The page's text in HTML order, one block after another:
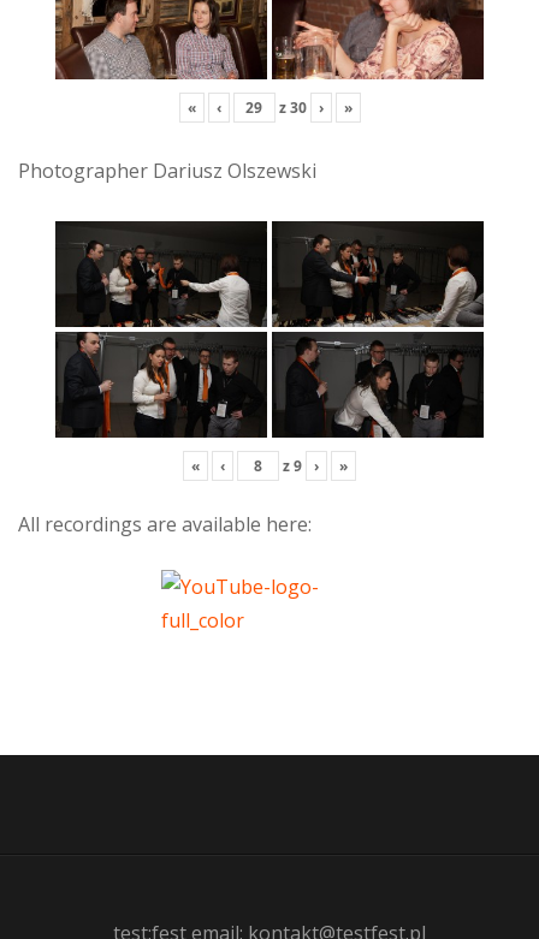
« ‹ z30 › »
Photographer Dariusz Olszewski
« ‹ z9 › »
All recordings are available here:
test:fest email: kontakt@testfest.pl